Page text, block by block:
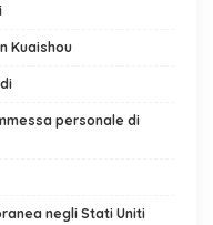
Kuaishou
personale di
negli Stati Uniti